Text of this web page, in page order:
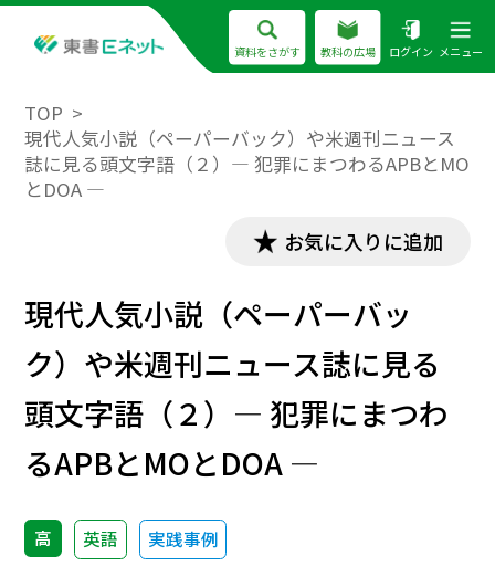
資料をさがす 教科の広場 ログイン メニュー
TOP
現代人気小説（ペーパーバック）や米週刊ニュース
誌に見る頭文字語（２）― 犯罪にまつわるAPBとMO
とDOA ―
お気に入りに追加
現代人気小説（ペーパーバッ
ク）や米週刊ニュース誌に見る
頭文字語（２）― 犯罪にまつわ
るAPBとMOとDOA ―
高 英語 実践事例